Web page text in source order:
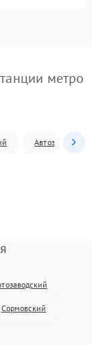
метро
Автозаводский
Сормовский